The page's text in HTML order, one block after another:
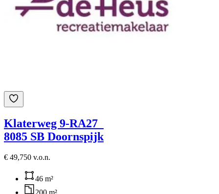
Klaterweg 9-RA27
8085 SB Doornspijk
€ 49,750 v.o.n.
46 m²